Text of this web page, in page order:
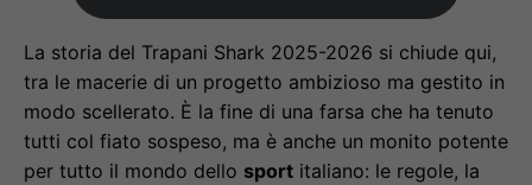
La storia del Trapani Shark 2025-2026 si chiude qui,
tra le macerie di un progetto ambizioso ma gestito in
modo scellerato. È la fine di una farsa che ha tenuto
tutti col fiato sospeso, ma è anche un monito potente
per tutto il mondo dello sport italiano: le regole, la